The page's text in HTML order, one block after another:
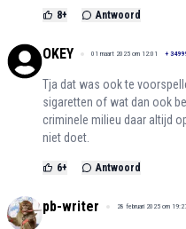
8+ Antwoord
OKEY 01 maart 2025 om 12:01 +
Tja dat was ook te
sigaretten of wat dan ook
criminele milieu daar altijd
niet doet.
6+ Antwoord
pb-writer 28 februari 2025 om